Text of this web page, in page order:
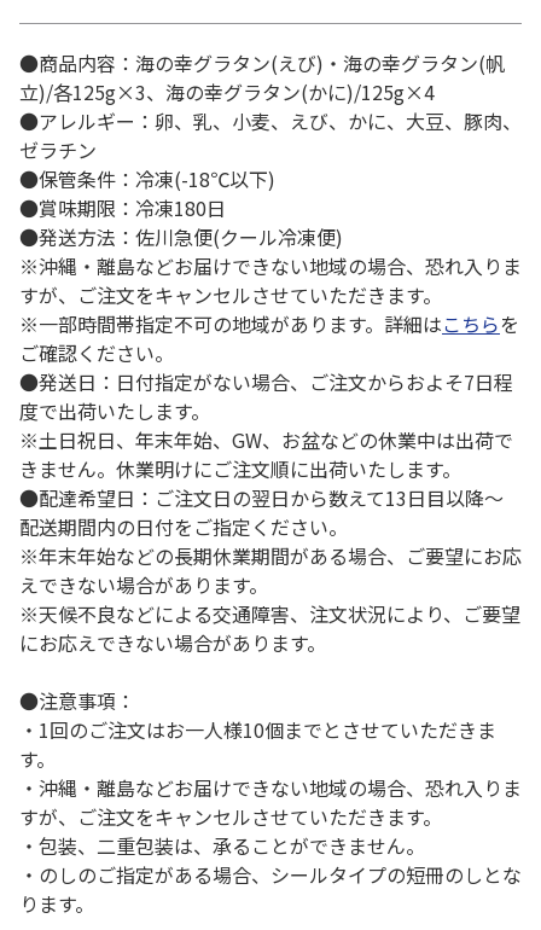
●商品内容：海の幸グラタン(えび)・海の幸グラタン(帆
立)/各125g×3、海の幸グラタン(かに)/125g×4
●アレルギー：卵、乳、小麦、えび、かに、大豆、豚肉、
ゼラチン
●保管条件：冷凍(-18℃以下)
●賞味期限：冷凍180日
●発送方法：佐川急便(クール冷凍便)
※沖縄・離島などお届けできない地域の場合、恐れ入りま
すが、ご注文をキャンセルさせていただきます。
※一部時間帯指定不可の地域があります。詳細はこちらを
ご確認ください。
●発送日：日付指定がない場合、ご注文からおよそ7日程
度で出荷いたします。
※土日祝日、年末年始、GW、お盆などの休業中は出荷で
きません。休業明けにご注文順に出荷いたします。
●配達希望日：ご注文日の翌日から数えて13日目以降～
配送期間内の日付をご指定ください。
※年末年始などの長期休業期間がある場合、ご要望にお応
えできない場合があります。
※天候不良などによる交通障害、注文状況により、ご要望
にお応えできない場合があります。
●注意事項：
・1回のご注文はお一人様10個までとさせていただきま
す。
・沖縄・離島などお届けできない地域の場合、恐れ入りま
すが、ご注文をキャンセルさせていただきます。
・包装、二重包装は、承ることができません。
・のしのご指定がある場合、シールタイプの短冊のしとな
ります。